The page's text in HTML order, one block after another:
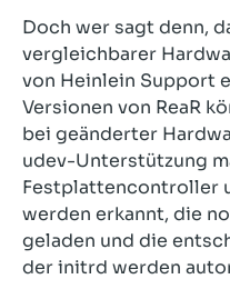
Doch wer sagt denn,
vergleichbarer
von Heinlein Support
Versionen von ReaR
bei geänderter
udev-Unterstützung
Festplattencontroller
werden erkannt, die
geladen und die
der initrd werden